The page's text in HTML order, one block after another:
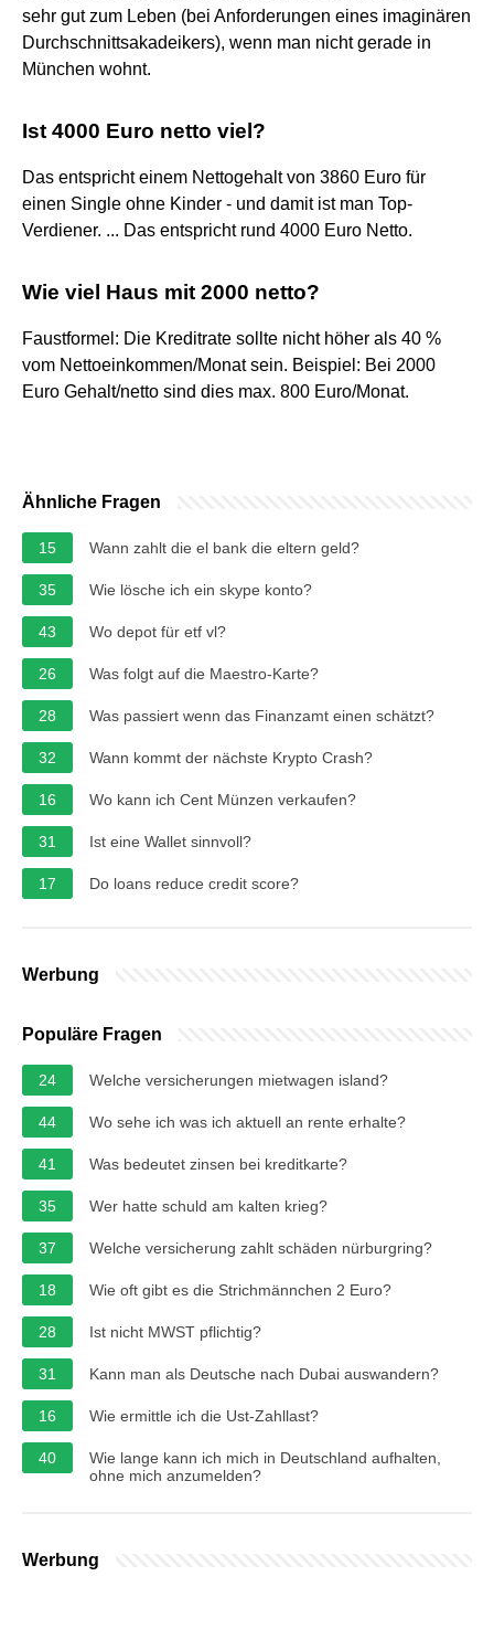
sehr gut zum Leben (bei Anforderungen eines imaginären
Durchschnittsakadeikers), wenn man nicht gerade in
München wohnt.
Ist 4000 Euro netto viel?
Das entspricht einem Nettogehalt von 3860 Euro für
einen Single ohne Kinder - und damit ist man Top-
Verdiener. ... Das entspricht rund 4000 Euro Netto.
Wie viel Haus mit 2000 netto?
Faustformel: Die Kreditrate sollte nicht höher als 40 %
vom Nettoeinkommen/Monat sein. Beispiel: Bei 2000
Euro Gehalt/netto sind dies max. 800 Euro/Monat.
Ähnliche Fragen
15 Wann zahlt die el bank die eltern geld?
35 Wie lösche ich ein skype konto?
43 Wo depot für etf vl?
26 Was folgt auf die Maestro-Karte?
28 Was passiert wenn das Finanzamt einen schätzt?
32 Wann kommt der nächste Krypto Crash?
16 Wo kann ich Cent Münzen verkaufen?
31 Ist eine Wallet sinnvoll?
17 Do loans reduce credit score?
Werbung
Populäre Fragen
24 Welche versicherungen mietwagen island?
44 Wo sehe ich was ich aktuell an rente erhalte?
41 Was bedeutet zinsen bei kreditkarte?
35 Wer hatte schuld am kalten krieg?
37 Welche versicherung zahlt schäden nürburgring?
18 Wie oft gibt es die Strichmännchen 2 Euro?
28 Ist nicht MWST pflichtig?
31 Kann man als Deutsche nach Dubai auswandern?
16 Wie ermittle ich die Ust-Zahllast?
40
Wie lange kann ich mich in Deutschland aufhalten,
ohne mich anzumelden?
Werbung